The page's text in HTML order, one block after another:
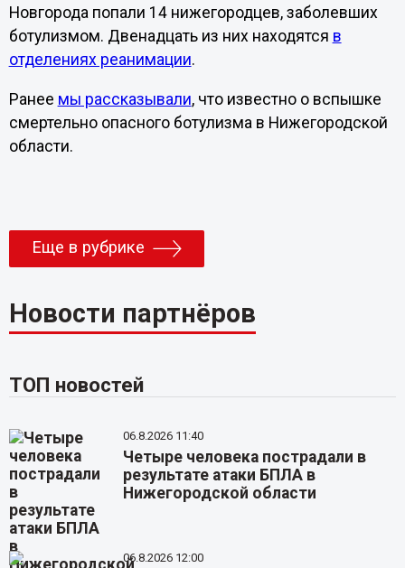
Новгорода попали 14 нижегородцев, заболевших
ботулизмом. Двенадцать из них находятся в
отделениях реанимации.
Ранее мы рассказывали, что известно о вспышке
смертельно опасного ботулизма в Нижегородской
области.
Еще в рубрике
Новости партнёров
ТОП новостей
06.8.2026 11:40
Четыре человека пострадали в
результате атаки БПЛА в
Нижегородской области
06.8.2026 12:00